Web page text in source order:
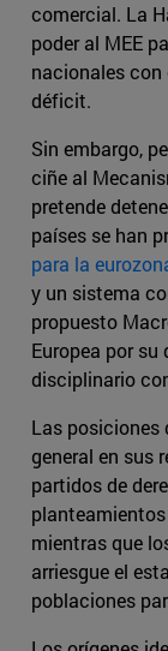
comercial. La
poder al MEE
nacionales con
déficit.
Sin embargo,
ciñe al
pretende
países se han
para la
y un sistema
propuesto
Europea por
disciplinario
Las posiciones
general en sus
partidos de
mientras que
arriesgue el
poblaciones